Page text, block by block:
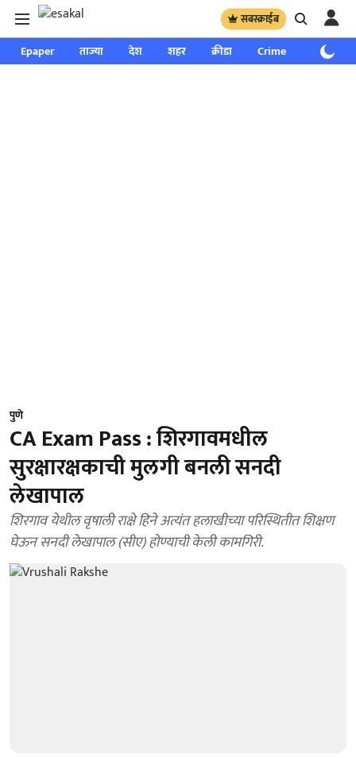
सबस्क्राईब
Epaper ताज्या देश शहर क्रीडा Crime साप्ताहिक
पुणे
CA Exam Pass : शिरगावमधील
सुरक्षारक्षकाची मुलगी बनली सनदी
लेखापाल
शिरगाव येथील वृषाली राक्षे हिने अत्यंत हलाखीच्या परिस्थितीत शिक्षण
घेऊन सनदी लेखापाल (सीए) होण्याची केली कामगिरी.